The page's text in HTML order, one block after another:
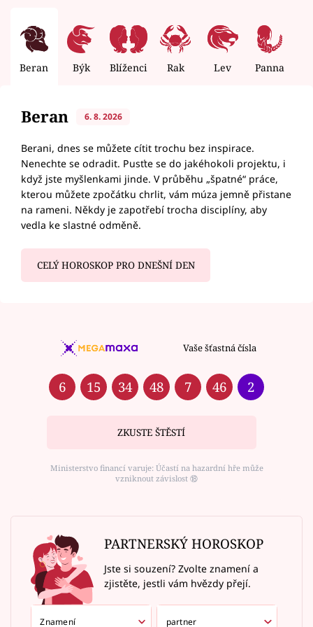
Beran Býk Blíženci Rak Lev Panna
Beran 6. 8. 2026
Berani, dnes se můžete cítit trochu bez inspirace.
Nenechte se odradit. Pusťte se do jakéhokoli projektu, i
když jste myšlenkami jinde. V průběhu „špatné“ práce,
kterou můžete zpočátku chrlit, vám múza jemně přistane
na rameni. Někdy je zapotřebí trocha disciplíny, aby
vedla ke slastné odměně.
CELÝ HOROSKOP PRO DNEŠNÍ DEN
Vaše šťastná čísla
6 15 34 48 7 46 2
ZKUSTE ŠTĚSTÍ
Ministerstvo financí varuje: Účastí na hazardní hře může
vzniknout závislost ⑱
PARTNERSKÝ HOROSKOP
Jste si souzení? Zvolte znamení a
zjistěte, jestli vám hvězdy přejí.